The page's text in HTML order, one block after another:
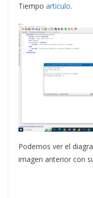
Tiempo articulo.
Podemos ver el
imagen anterior con